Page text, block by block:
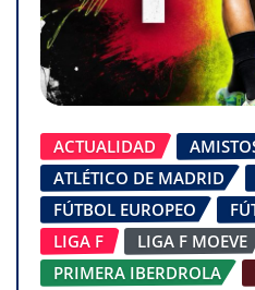
ACTUALIDAD
ATLÉTICO DE MADRID
FÚTBOL EUROPEO
LIGA F
LIGA F MOEVE
PRIMERA IBERDROLA